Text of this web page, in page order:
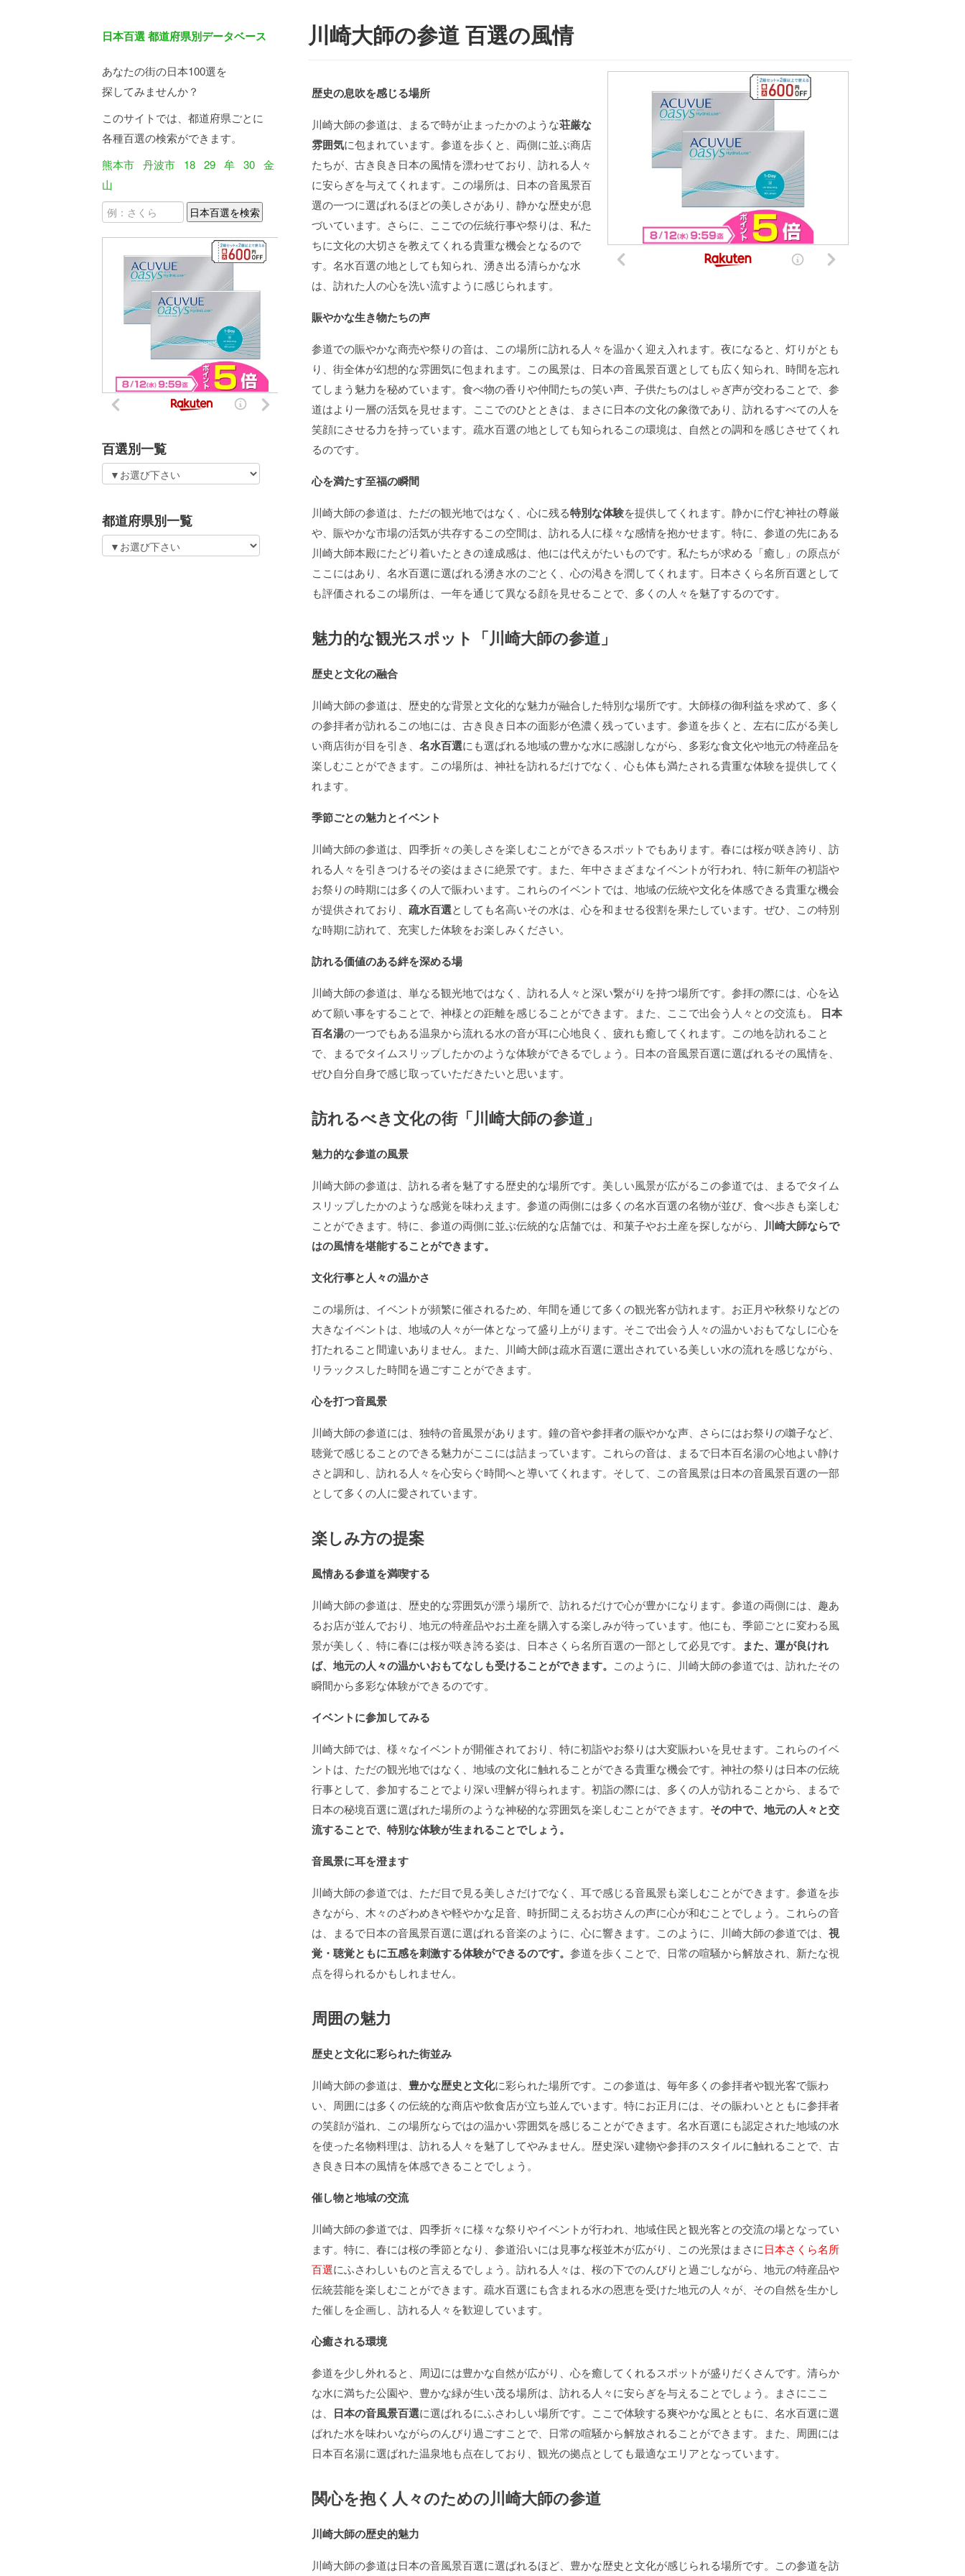
日本百選 都道府県別データベース
あなたの街の日本100選を
探してみませんか？
このサイトでは、都道府県ごとに
各種百選の検索ができます。
熊本市 丹波市 18 29 牟 30 金
山
百選別一覧
都道府県別一覧
川崎大師の参道 百選の風情
歴史の息吹を感じる場所
川崎大師の参道は、まるで時が止まったかのような荘厳な
雰囲気に包まれています。参道を歩くと、両側に並ぶ商店
たちが、古き良き日本の風情を漂わせており、訪れる人々
に安らぎを与えてくれます。この場所は、日本の音風景百
選の一つに選ばれるほどの美しさがあり、静かな歴史が息
づいています。さらに、ここでの伝統行事や祭りは、私た
ちに文化の大切さを教えてくれる貴重な機会となるので
す。名水百選の地としても知られ、湧き出る清らかな水
は、訪れた人の心を洗い流すように感じられます。
賑やかな生き物たちの声
参道での賑やかな商売や祭りの音は、この場所に訪れる人々を温かく迎え入れます。夜になると、灯りがとも
り、街全体が幻想的な雰囲気に包まれます。この風景は、日本の音風景百選としても広く知られ、時間を忘れ
てしまう魅力を秘めています。食べ物の香りや仲間たちの笑い声、子供たちのはしゃぎ声が交わることで、参
道はより一層の活気を見せます。ここでのひとときは、まさに日本の文化の象徴であり、訪れるすべての人を
笑顔にさせる力を持っています。疏水百選の地としても知られるこの環境は、自然との調和を感じさせてくれ
るのです。
心を満たす至福の瞬間
川崎大師の参道は、ただの観光地ではなく、心に残る特別な体験を提供してくれます。静かに佇む神社の尊厳
や、賑やかな市場の活気が共存するこの空間は、訪れる人に様々な感情を抱かせます。特に、参道の先にある
川崎大師本殿にたどり着いたときの達成感は、他には代えがたいものです。私たちが求める「癒し」の原点が
ここにはあり、名水百選に選ばれる湧き水のごとく、心の渇きを潤してくれます。日本さくら名所百選として
も評価されるこの場所は、一年を通じて異なる顔を見せることで、多くの人々を魅了するのです。
魅力的な観光スポット「川崎大師の参道」
歴史と文化の融合
川崎大師の参道は、歴史的な背景と文化的な魅力が融合した特別な場所です。大師様の御利益を求めて、多く
の参拝者が訪れるこの地には、古き良き日本の面影が色濃く残っています。参道を歩くと、左右に広がる美し
い商店街が目を引き、 名水百選にも選ばれる地域の豊かな水に感謝しながら、多彩な食文化や地元の特産品を
楽しむことができます。この場所は、神社を訪れるだけでなく、心も体も満たされる貴重な体験を提供してく
れます。
季節ごとの魅力とイベント
川崎大師の参道は、四季折々の美しさを楽しむことができるスポットでもあります。春には桜が咲き誇り、訪
れる人々を引きつけるその姿はまさに絶景です。また、年中さまざまなイベントが行われ、特に新年の初詣や
お祭りの時期には多くの人で賑わいます。これらのイベントでは、地域の伝統や文化を体感できる貴重な機会
が提供されており、 疏水百選としても名高いその水は、心を和ませる役割を果たしています。ぜひ、この特別
な時期に訪れて、充実した体験をお楽しみください。
訪れる価値のある絆を深める場
川崎大師の参道は、単なる観光地ではなく、訪れる人々と深い繋がりを持つ場所です。参拝の際には、心を込
めて願い事をすることで、神様との距離を感じることができます。また、ここで出会う人々との交流も。
日本
百名湯の一つでもある温泉から流れる水の音が耳に心地良く、疲れも癒してくれます。この地を訪れること
で、まるでタイムスリップしたかのような体験ができるでしょう。日本の音風景百選に選ばれるその風情を、
ぜひ自分自身で感じ取っていただきたいと思います。
訪れるべき文化の街「川崎大師の参道」
魅力的な参道の風景
川崎大師の参道は、訪れる者を魅了する歴史的な場所です。美しい風景が広がるこの参道では、まるでタイム
スリップしたかのような感覚を味わえます。参道の両側には多くの名水百選の名物が並び、食べ歩きも楽しむ
ことができます。特に、参道の両側に並ぶ伝統的な店舗では、和菓子やお土産を探しながら、
川崎大師ならで
はの風情を堪能することができます。
文化行事と人々の温かさ
この場所は、イベントが頻繁に催されるため、年間を通じて多くの観光客が訪れます。お正月や秋祭りなどの
大きなイベントは、地域の人々が一体となって盛り上がります。そこで出会う人々の温かいおもてなしに心を
打たれること間違いありません。また、川崎大師は疏水百選に選出されている美しい水の流れを感じながら、
リラックスした時間を過ごすことができます。
心を打つ音風景
川崎大師の参道には、独特の音風景があります。鐘の音や参拝者の賑やかな声、さらにはお祭りの囃子など、
聴覚で感じることのできる魅力がここには詰まっています。これらの音は、まるで日本百名湯の心地よい静け
さと調和し、訪れる人々を心安らぐ時間へと導いてくれます。そして、この音風景は日本の音風景百選の一部
として多くの人に愛されています。
楽しみ方の提案
風情ある参道を満喫する
川崎大師の参道は、歴史的な雰囲気が漂う場所で、訪れるだけで心が豊かになります。参道の両側には、趣あ
るお店が並んでおり、地元の特産品やお土産を購入する楽しみが待っています。他にも、季節ごとに変わる風
景が美しく、特に春には桜が咲き誇る姿は、日本さくら名所百選の一部として必見です。
また、運が良けれ
ば、地元の人々の温かいおもてなしも受けることができます。 このように、川崎大師の参道では、訪れたその
瞬間から多彩な体験ができるのです。
イベントに参加してみる
川崎大師では、様々なイベントが開催されており、特に初詣やお祭りは大変賑わいを見せます。これらのイベ
ントは、ただの観光地ではなく、地域の文化に触れることができる貴重な機会です。神社の祭りは日本の伝統
行事として、参加することでより深い理解が得られます。初詣の際には、多くの人が訪れることから、まるで
日本の秘境百選に選ばれた場所のような神秘的な雰囲気を楽しむことができます。 その中で、地元の人々と交
流することで、特別な体験が生まれることでしょう。
音風景に耳を澄ます
川崎大師の参道では、ただ目で見る美しさだけでなく、耳で感じる音風景も楽しむことができます。参道を歩
きながら、木々のざわめきや軽やかな足音、時折聞こえるお坊さんの声に心が和むことでしょう。これらの音
は、まるで日本の音風景百選に選ばれる音楽のように、心に響きます。このように、川崎大師の参道では、 視
覚・聴覚ともに五感を刺激する体験ができるのです。 参道を歩くことで、日常の喧騒から解放され、新たな視
点を得られるかもしれません。
周囲の魅力
歴史と文化に彩られた街並み
川崎大師の参道は、 豊かな歴史と文化に彩られた場所です。この参道は、毎年多くの参拝者や観光客で賑わ
い、周囲には多くの伝統的な商店や飲食店が立ち並んでいます。特にお正月には、その賑わいとともに参拝者
の笑顔が溢れ、この場所ならではの温かい雰囲気を感じることができます。名水百選にも認定された地域の水
を使った名物料理は、訪れる人々を魅了してやみません。歴史深い建物や参拝のスタイルに触れることで、古
き良き日本の風情を体感できることでしょう。
催し物と地域の交流
川崎大師の参道では、四季折々に様々な祭りやイベントが行われ、地域住民と観光客との交流の場となってい
ます。特に、春には桜の季節となり、参道沿いには見事な桜並木が広がり、この光景はまさに日本さくら名所
百選にふさわしいものと言えるでしょう。訪れる人々は、桜の下でのんびりと過ごしながら、地元の特産品や
伝統芸能を楽しむことができます。疏水百選にも含まれる水の恩恵を受けた地元の人々が、その自然を生かし
た催しを企画し、訪れる人々を歓迎しています。
心癒される環境
参道を少し外れると、周辺には豊かな自然が広がり、心を癒してくれるスポットが盛りだくさんです。清らか
な水に満ちた公園や、豊かな緑が生い茂る場所は、訪れる人々に安らぎを与えることでしょう。まさにここ
は、
日本の音風景百選に選ばれるにふさわしい場所です。ここで体験する爽やかな風とともに、名水百選に選
ばれた水を味わいながらのんびり過ごすことで、日常の喧騒から解放されることができます。また、周囲には
日本百名湯に選ばれた温泉地も点在しており、観光の拠点としても最適なエリアとなっています。
関心を抱く人々のための川崎大師の参道
川崎大師の歴史的魅力
川崎大師の参道は日本の音風景百選に選ばれるほど、豊かな歴史と文化が感じられる場所です。この参道を訪